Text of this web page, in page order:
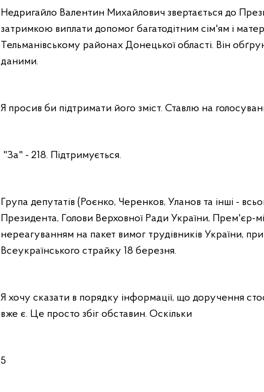
Недригайло Валентин Михайлович звертається до
затримкою виплати допомог багатодітним сім'ям і
Тельманівському районах Донецької області. Він
даними.
Я просив би підтримати його зміст. Ставлю на
"За" - 218. Підтримується.
Група депутатів (Роєнко, Черенков, Уланов та інші -
Президента, Голови Верховної Ради України, Прем'єр-
нереагуванням на пакет вимог трудівників України,
Всеукраїнського страйку 18 березня.
Я хочу сказати в порядку інформації, що доручення
вже є. Це просто збіг обставин. Оскільки
5